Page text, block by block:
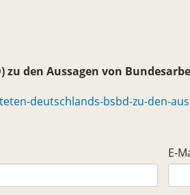
den Aussagen von
deutschlands-bsbd-zu-den-
E-